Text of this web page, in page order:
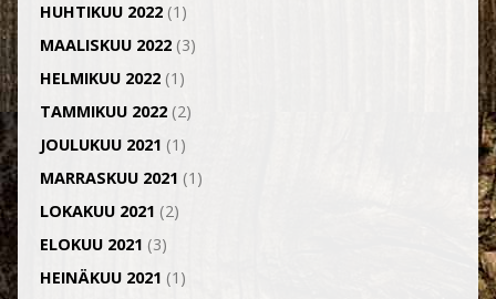
HUHTIKUU 2022(1)
MAALISKUU 2022(3)
HELMIKUU 2022(1)
TAMMIKUU 2022(2)
JOULUKUU 2021 (1)
MARRASKUU 2021 (1)
LOKAKUU 2021 (2)
ELOKUU 2021 (3)
HEINÄKUU 2021 (1)